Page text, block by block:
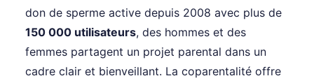
don de sperme active depuis 2008 avec plus de
150 000 utilisateurs, des hommes et des
femmes partagent un projet parental dans un
cadre clair et bienveillant. La coparentalité offre